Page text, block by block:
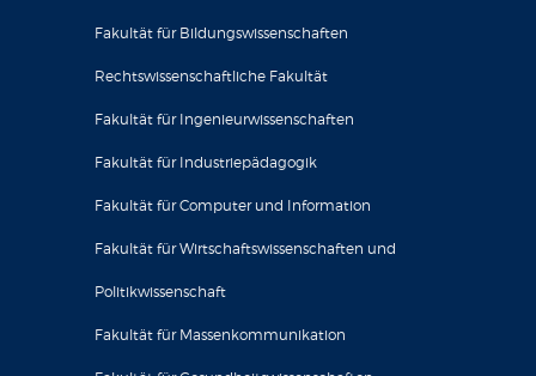
Fakultät für Bildungswissenschaften
Rechtswissenschaftliche Fakultät
Fakultät für Ingenieurwissenschaften
Fakultät für Industriepädagogik
Fakultät für Computer und Information
Fakultät für Wirtschaftswissenschaften und
Politikwissenschaft
Fakultät für Massenkommunikation